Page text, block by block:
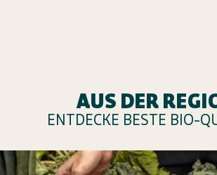
AUS DER
ENTDECKE BESTE BIO-